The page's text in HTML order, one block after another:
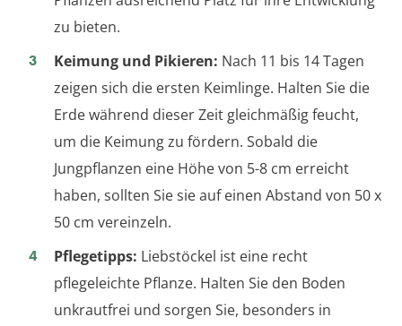
zu bieten.
Keimung und Pikieren: Nach 11 bis 14 Tagen
zeigen sich die ersten Keimlinge. Halten Sie die
Erde während dieser Zeit gleichmäßig feucht,
um die Keimung zu fördern. Sobald die
Jungpflanzen eine Höhe von 5-8 cm erreicht
haben, sollten Sie sie auf einen Abstand von 50 x
50 cm vereinzeln.
Pflegetipps: Liebstöckel ist eine recht
pflegeleichte Pflanze. Halten Sie den Boden
unkrautfrei und sorgen Sie, besonders in